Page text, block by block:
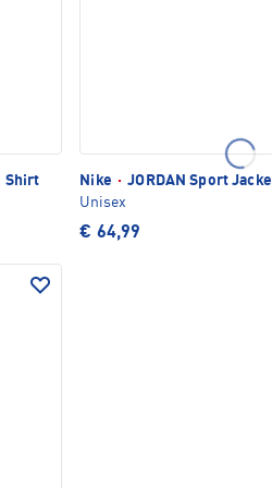
Shirt Nike · JORDAN Sport Jacke
Unisex
€ 64,99